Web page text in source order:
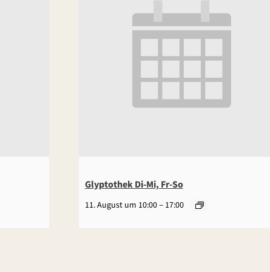
Glyptothek Di-Mi, Fr-So
11. August um 10:00– 17:00